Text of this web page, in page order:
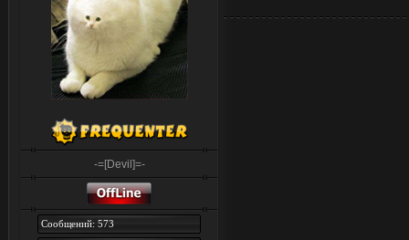
-=[Devil]=-
Сообщений: 573